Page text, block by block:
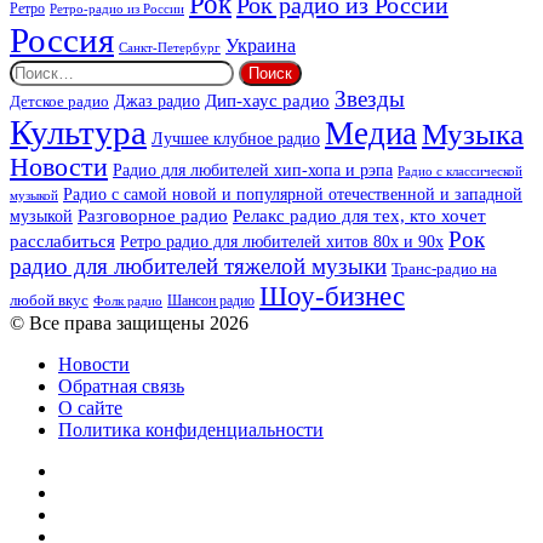
Ретро Ретро-радио из России
Россия Санкт-Петербург Украина
Найти:
Детское радио Джаз радио Дип-хаус радио Звезды
Культура Лучшее клубное радио МедиаМузыка
Новости Радио для любителей хип-хопа и рэпа Радио с классической
музыкой Радио с самой новой и популярной отечественной и западной
музыкой Разговорное радио Релакс радио для тех, кто хочет
расслабиться Ретро радио для любителей хитов 80х и 90х Рок
радио для любителей тяжелой музыки Транс-радио на
любой вкус Фолк радио Шансон радио Шоу-бизнес
© Все права защищены 2026
Новости
Обратная связь
О сайте
Политика конфиденциальности